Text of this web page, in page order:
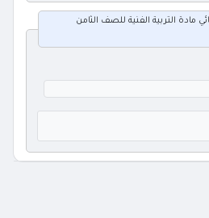
مادة التربية الفنية للصف الثامن